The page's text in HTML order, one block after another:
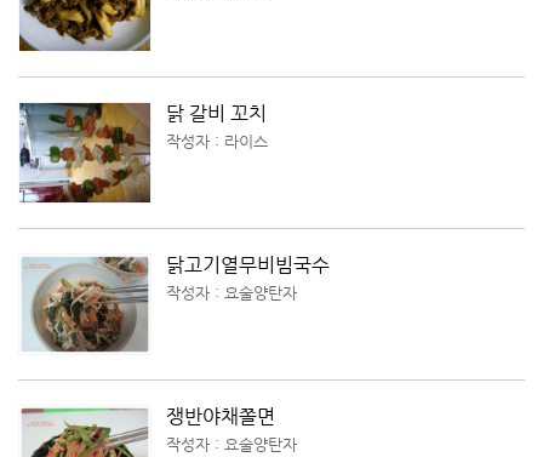
닭 갈비 꼬치
작성자 : 라이스
닭고기열무비빔국수
작성자 : 요술양탄자
쟁반야채쫄면
작성자 : 요술양탄자